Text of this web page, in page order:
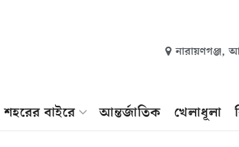
নারায়ণগঞ্জ,
শহরের বাইরে আন্তর্জাতিক খেলাধূলা